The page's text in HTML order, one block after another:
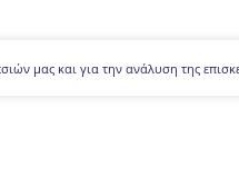
μας και για την ανάλυση της